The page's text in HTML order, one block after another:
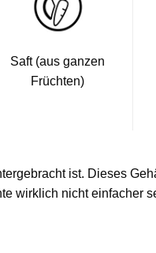
Saft (aus ganzen
Früchten)
ist. Dieses
wirklich nicht einfacher